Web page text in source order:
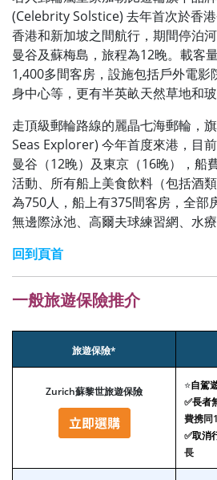
(Celebrity Solstice) 去年首次於香
香港和新加坡之間航行，期間停泊
曼谷及蘇梅島，旅程為12晚。載客
1,400多間客房，設施包括戶外電影
身中心等，更有半英畝天然草地和玻
走頂級郵輪路線的麗晶七海郵輪，
Seas Explorer) 今年首度來港，目
曼谷（12晚）及東京（16晚），船
活動、所有船上美食飲料（包括酒
為750人，船上有375間客房，全部
無邊際泳池、高爾夫球練習網、水療
回到頁首
一般旅遊保險推介
旅遊保險*
Zurich蘇黎世旅遊保險 ⭐自駕
✅長者
費携同
✅取消
長